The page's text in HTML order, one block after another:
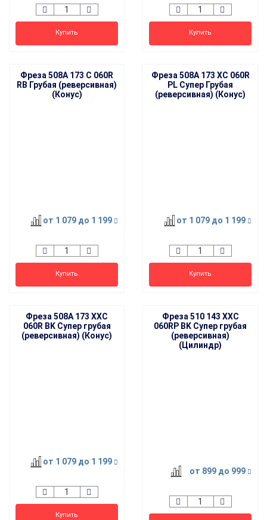
Купить Купить
Фреза 508A 173 C 060R
RB Грубая (реверсивная)
(Конус)
от 1 079 до 1 199
Купить
Фреза 508A 173 XC 060R
PL Супер Грубая
(реверсивная) (Конус)
от 1 079 до 1 199
Купить
Фреза 508A 173 XXC
060R BK Супер грубая
(реверсивная) (Конус)
от 1 079 до 1 199
Купить
Фреза 510 143 XXC
060RP BK Супер грубая
(реверсивная)
(Цилиндр)
от 899 до 999